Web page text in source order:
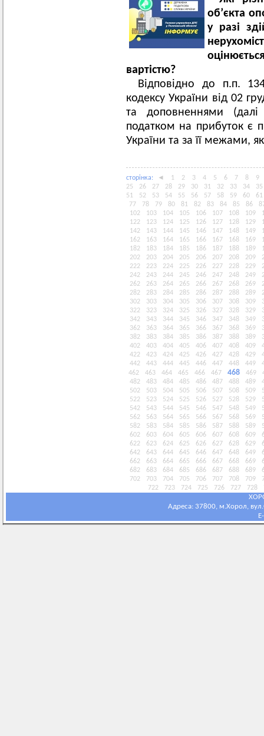
об’єкта
у разі
вартістю?
Відповідно до п.п.
кодексу України від 02
та доповненнями
податком на прибуток є
України та за її межами,
сторiнка: ◄ 1 2 3 4 5 6 7 8
9
25
26 27 28 29 30 31 32 33 34
35
51
52 53 54 55 56 57 58 59 60
61
77
78 79 80 81 82 83 84 85 86
102
103 104 105 106 107 108 109
122
123 124 125 126 127 128 129
142
143 144 145 146 147 148 149
162
163 164 165 166 167 168 169
182
183 184 185 186 187 188 189
202
203 204 205 206 207 208 209
222
223 224 225 226 227 228 229
242
243 244 245 246 247 248 249
262
263 264 265 266 267 268 269
282
283 284 285 286 287 288 289
302
303 304 305 306 307 308 309
322
323 324 325 326 327 328 329
342
343 344 345 346 347 348 349
362
363 364 365 366 367 368 369
382
383 384 385 386 387 388 389
402
403 404 405 406 407 408 409
422
423 424 425 426 427 428 429
442
443 444 445 446 447 448 449
462
463 464 465 466 467 468 469
482
483 484 485 486 487 488 489
502
503 504 505 506 507 508 509
522
523 524 525 526 527 528 529
542
543 544 545 546 547 548 549
562
563 564 565 566 567 568 569
582
583 584 585 586 587 588 589
602
603 604 605 606 607 608 609
622
623 624 625 626 627 628 629
642
643 644 645 646 647 648 649
662
663 664 665 666 667 668 669
682
683 684 685 686 687 688 689
702
703 704 705 706 707 708 709
722
723 724 725 726 727 728
Адреса: 37800, м.Хорол,